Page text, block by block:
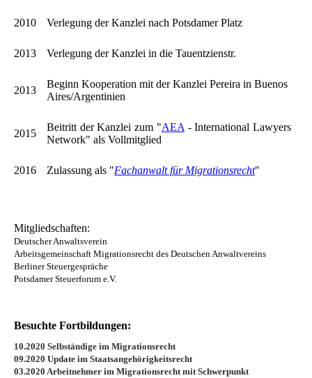
2010 Verlegung der Kanzlei nach Potsdamer Platz
2013 Verlegung der Kanzlei in die Tauentzienstr.
2013
Beginn Kooperation mit der Kanzlei Pereira in Buenos
Aires/Argentinien
2015
Beitritt der Kanzlei zum "AEA - International Lawyers
Network" als Vollmitglied
2016 Zulassung als "Fachanwalt für Migrationsrecht"
Mitgliedschaften:
Deutscher Anwaltsverein
Arbeitsgemeinschaft Migrationsrecht des Deutschen Anwaltvereins
Berliner Steuergespräche
Potsdamer Steuerforum e.V.
Besuchte Fortbildungen:
10.2020 Selbständige im Migrationsrecht
09.2020 Update im Staatsangehörigkeitsrecht
03.2020 Arbeitnehmer im Migrationsrecht mit Schwerpunkt